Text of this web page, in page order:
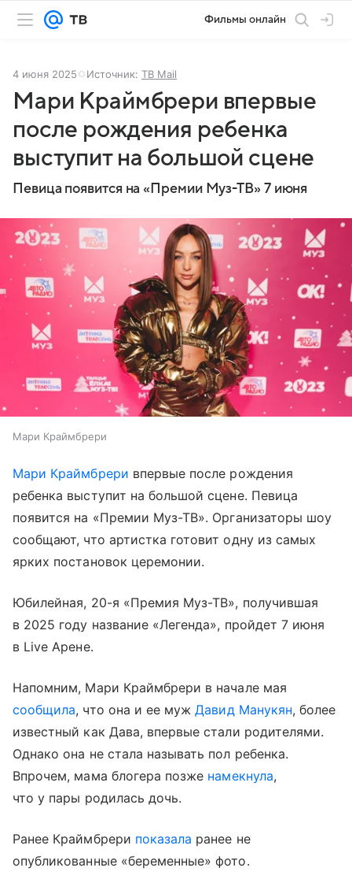
Фильмы онлайн
4 июня 2025 Источник: ТВ Mail
Мари Краймбрери впервые
после рождения ребенка
выступит на большой сцене
Певица появится на «Премии Муз-ТВ» 7 июня
Мари Краймбрери
Мари Краймбрери впервые после рождения
ребенка выступит на большой сцене. Певица
появится на «Премии Муз-ТВ». Организаторы шоу
сообщают, что артистка готовит одну из самых
ярких постановок церемонии.
Юбилейная, 20-я «Премия Муз-ТВ», получившая
в 2025 году название «Легенда», пройдет 7 июня
в Live Арене.
Напомним, Мари Краймбрери в начале мая
сообщила, что она и ее мужДавид Манукян, более
известный как Дава, впервые стали родителями.
Однако она не стала называть пол ребенка.
Впрочем, мама блогера позже намекнула,
что у пары родилась дочь.
Ранее Краймбрери показала ранее не
опубликованные «беременные» фото.